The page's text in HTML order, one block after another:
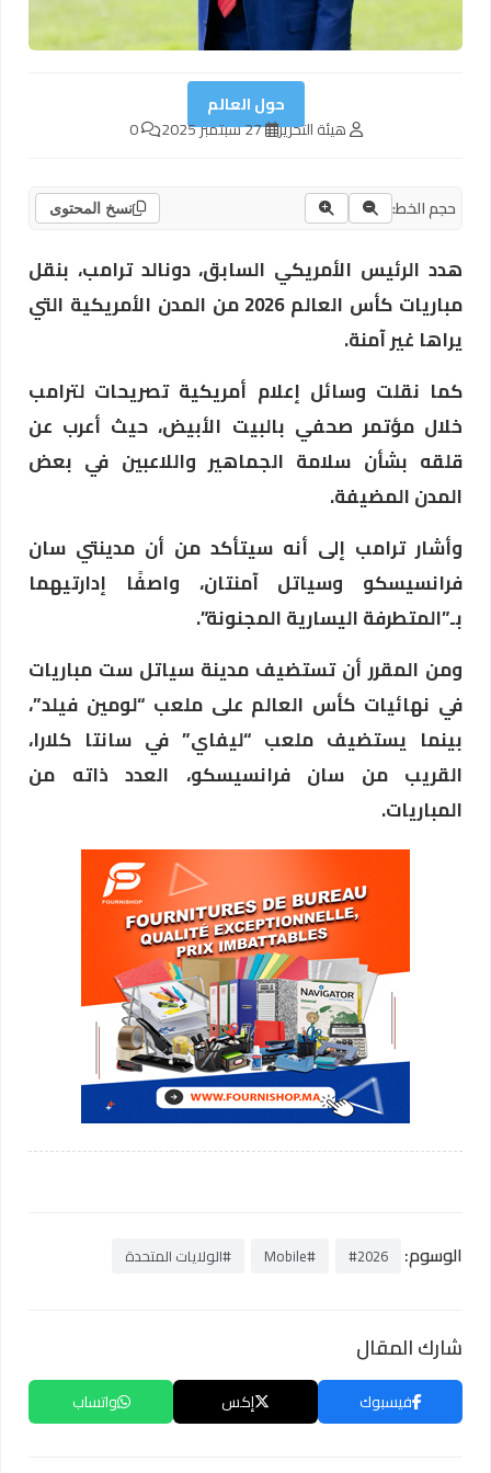
حول العالم
هيئة التحرير 27 سبتمبر 2025 0
حجم الخط: نسخ المحتوى
هدد الرئيس الأمريكي السابق، دونالد ترامب، بنقل
مباريات كأس العالم 2026 من المدن الأمريكية التي
يراها غير آمنة.
كما نقلت وسائل إعلام أمريكية تصريحات لترامب
خلال مؤتمر صحفي بالبيت الأبيض، حيث أعرب عن
قلقه بشأن سلامة الجماهير واللاعبين في بعض
المدن المضيفة.
وأشار ترامب إلى أنه سيتأكد من أن مدينتي سان
فرانسيسكو وسياتل آمنتان، واصفًا إدارتيهما
بـ”المتطرفة اليسارية المجنونة”.
ومن المقرر أن تستضيف مدينة سياتل ست مباريات
في نهائيات كأس العالم على ملعب “لومين فيلد”،
بينما يستضيف ملعب “ليفاي” في سانتا كلارا،
القريب من سان فرانسيسكو، العدد ذاته من
المباريات.
الوسوم: #2026
#Mobile #الولايات المتحدة
شارك المقال
فيسبوك إكس واتساب